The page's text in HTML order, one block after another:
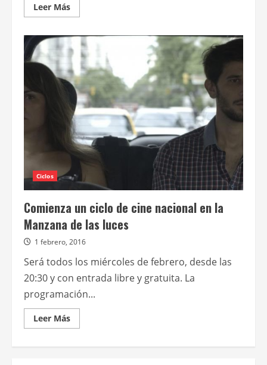
Leer MásLeer
más
Historias
breves
12
Ciclos
Comienza un ciclo de cine nacional en la
Manzana de las luces
1 febrero, 2016
Será todos los miércoles de febrero, desde las
20:30 y con entrada libre y gratuita. La
programación...
Leer MásLeer
más